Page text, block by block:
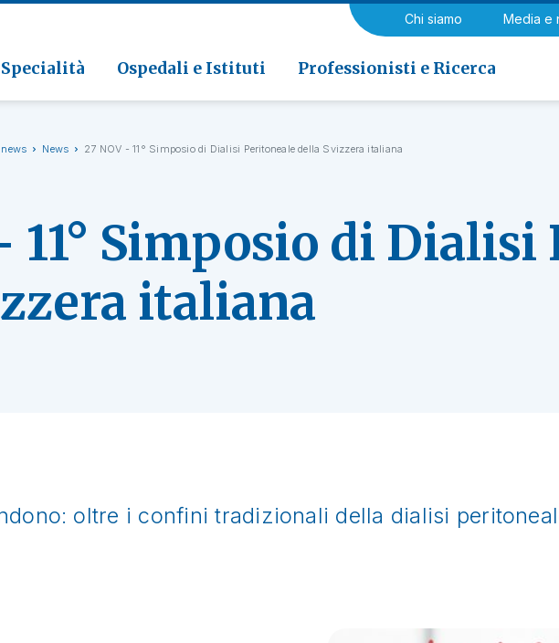
Chi siamo Media e
Specialità Ospedali e Istituti Professionisti e Ricerca
Medicina riabilitativa
Neurologia e Neurochirurgia
Clinica di Riabilitazione EOC, Novaggio
Patologia
news News 27 NOV - 11° Simposio di Dialisi Peritoneale della Svizzera italiana
11° Simposio di
italiana
oltre i confini tradizionali della dialisi